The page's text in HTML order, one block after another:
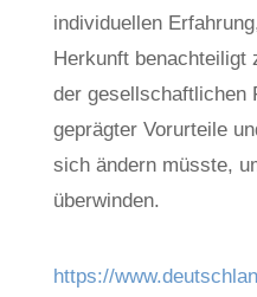
individuellen
Herkunft benachteiligt
der gesellschaftlichen
geprägter Vorurteile
sich ändern müsste,
überwinden.
https://